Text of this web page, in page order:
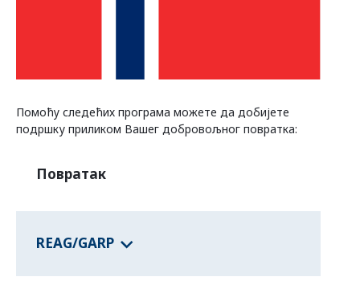
Помоћу следећих програма можете да добијете
подршку приликом Вашег добровољног повратка:
Повратак
REAG/GARP